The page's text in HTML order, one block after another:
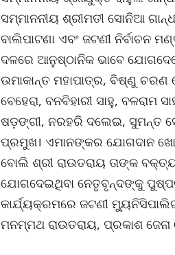
ସମ୍ମାନନୀୟ ଶ୍ରୀମତୀ ସୋନିଆ
ବାଲିପାଟଣା ଏବଂ ଜଟଣୀ ନିର୍ବାଚନ
ଦଳରେ ଆନୁଷ୍ଠାନିକ ଭାବେ
ଉମାକାନ୍ତ ମହାପାତ୍ର, ବିଷ୍ଣୁ ଚରଣ
ବେହେରା, ବନବିହାରୀ ସାହୁ,
ଷଡ଼ଙ୍ଗୀ, ନରହରି ଦଲେଇ, ସୁମନ୍ତ
ପ୍ରମୁଖ। ଏମାନଙ୍କର ଯୋଗଦାନ
ବୋଲି ଶ୍ରୀ ରାଉତରାୟ ତାଙ୍କ
ଯୋଗଦେଇଥିବା ନେତୃବୃନ୍ଦଙ୍କୁ
କାର୍ଯ୍ୟକ୍ରମରେ ଜଟଣୀ
ମନମ୍ମଥ ରାଉତରାୟ, ପ୍ରକାଶ